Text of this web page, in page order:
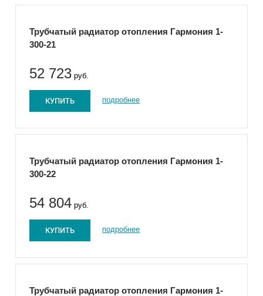
Трубчатый радиатор отопления Гармония 1-
300-21
52 723 руб.
КУПИТЬ подробнее
Трубчатый радиатор отопления Гармония 1-
300-22
54 804 руб.
КУПИТЬ подробнее
Трубчатый радиатор отопления Гармония 1-